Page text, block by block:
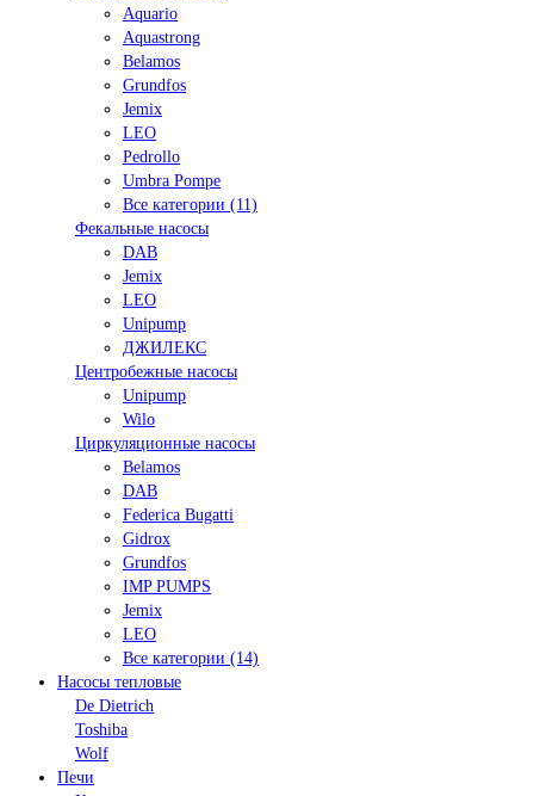
Aquario
Aquastrong
Belamos
Grundfos
Jemix
LEO
Pedrollo
Umbra Pompe
Все категории (11)
Фекальные насосы
DAB
Jemix
LEO
Unipump
ДЖИЛЕКС
Центробежные насосы
Unipump
Wilo
Циркуляционные насосы
Belamos
DAB
Federica Bugatti
Gidrox
Grundfos
IMP PUMPS
Jemix
LEO
Все категории (14)
Насосы тепловые
De Dietrich
Toshiba
Wolf
Печи